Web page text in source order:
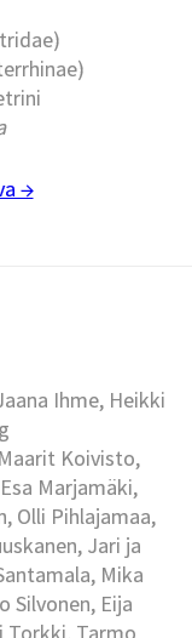
→
Ihme, Heikki
Koivisto,
Marjamäki,
Olli Pihlajamaa,
Jari ja
Mika
Silvonen, Eija